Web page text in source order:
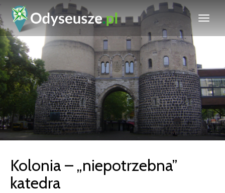
Kolonia – „niepotrzebna”
katedra